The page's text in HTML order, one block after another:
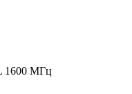
1600 МГц